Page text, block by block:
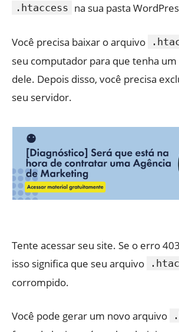
.htaccess na sua pasta
Você precisa baixar o arquivo
seu computador para que tenha
dele. Depois disso, você precisa
seu servidor.
Tente acessar seu site. Se o erro
isso significa que seu arquivo
corrompido.
Você pode gerar um novo arquivo